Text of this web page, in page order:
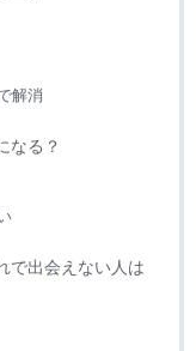
解消
なる？
で出会えない人は